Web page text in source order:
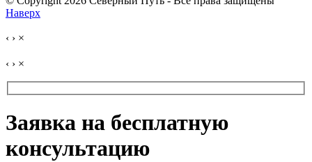
Наверх
‹ › ×
‹ › ×
Заявка на бесплатную
консультацию